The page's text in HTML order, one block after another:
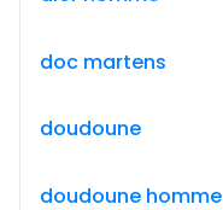
doc martens
doudoune
doudoune homme